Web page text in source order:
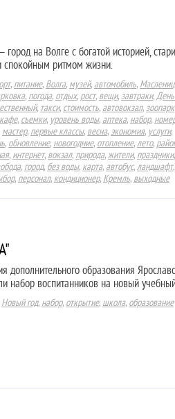
город на Волге с богатой историей,
спокойным ритмом жизни.
, питание, Волга, музей, автомобиль,
, погода, отдых, рост, вещи,завтраки,День
, такси, стоимость, автовокзал,зоопарк,
кафе, съемки, уровень воды, аптека, набор,
мастер, первые классы, весна,экономия, услуги,
, обновление, новогодние, отопление,лето,
, интернет, вокзал, природа,жители, праздники,
, город, без воды, карта, автобус,ландшафт,
, персонал, кондиционер, Кремль, выходные
дополнительного образования
набор воспитанников на новый
Новый год, набор, открытие, школа, образование